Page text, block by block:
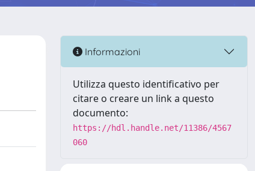
Informazioni
Utilizza questo identificativo per
citare o creare un link a questo
documento:
https://hdl.handle.net/11386/4567
060